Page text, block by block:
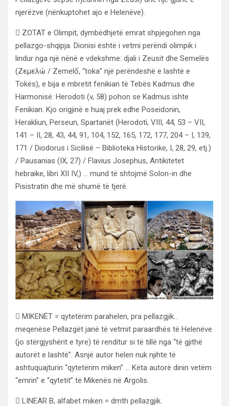
njerëzve (nënkuptohet ajo e Helenëve).
 ZOTAT e Olimpit, dymbëdhjetë emrat shpjegohen nga
pellazgo-shqipja. Dionisi është i vetmi perëndi olimpik i
lindur nga një nënë e vdekshme: djali i Zeusit dhe Semelës
(Ζεμελώ / Zemelố, “toka” një perëndeshë e lashtë e
Tokës), e bija e mbretit fenikian të Tebës Kadmus dhe
Harmonisë: Herodoti (v, 58) pohon se Kadmus ishte
Fenikian. Kjo origjinë e huaj prek edhe Poseidonin,
Herakliun, Perseun, Spartanët (Herodoti, VIII, 44, 53 – VII,
141 – II, 28, 43, 44, 91, 104, 152, 165, 172, 177, 204 – I, 139,
171 / Diodorus i Sicilisë – Biblioteka Historike, I, 28, 29, etj.)
/ Pausanias (IX, 27) / Flavius Josephus, Antikitetet
hebraike, libri XII IV,) … mund të shtojmë Solon-in dhe
Pisistratin dhe më shumë të tjerë.
 MIKENËT = qytetërim parahelen, pra pellazgjik…
meqenëse Pellazgët janë të vetmit paraardhës të Helenëve
(jo stërgjyshërit e tyre) të renditur si të tillë nga “të gjithë
autorët e lashtë”. Asnjë autor helen nuk njihte të
ashtuquajturin “qytetërim miken” … Këta autorë dinin vetëm
“emrin” e “qytetit” të Mikenës në Argolis.
 LINEAR B, alfabet miken = dmth pellazgjik.